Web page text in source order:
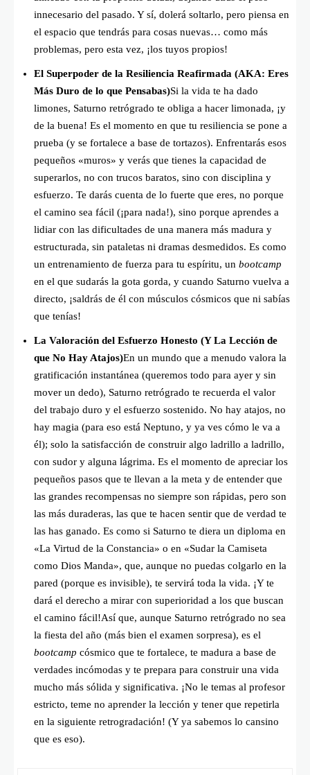
innecesario del pasado. Y sí, dolerá soltarlo, pero piensa en
el espacio que tendrás para cosas nuevas… como más
problemas, pero esta vez, ¡los tuyos propios!
El Superpoder de la Resiliencia Reafirmada (AKA: Eres
Más Duro de lo que Pensabas)Si la vida te ha dado
limones, Saturno retrógrado te obliga a hacer limonada, ¡y
de la buena! Es el momento en que tu resiliencia se pone a
prueba (y se fortalece a base de tortazos). Enfrentarás esos
pequeños «muros» y verás que tienes la capacidad de
superarlos, no con trucos baratos, sino con disciplina y
esfuerzo. Te darás cuenta de lo fuerte que eres, no porque
el camino sea fácil (¡para nada!), sino porque aprendes a
lidiar con las dificultades de una manera más madura y
estructurada, sin pataletas ni dramas desmedidos. Es como
un entrenamiento de fuerza para tu espíritu, un bootcamp
en el que sudarás la gota gorda, y cuando Saturno vuelva a
directo, ¡saldrás de él con músculos cósmicos que ni sabías
que tenías!
La Valoración del Esfuerzo Honesto (Y La Lección de
que No Hay Atajos)En un mundo que a menudo valora la
gratificación instantánea (queremos todo para ayer y sin
mover un dedo), Saturno retrógrado te recuerda el valor
del trabajo duro y el esfuerzo sostenido. No hay atajos, no
hay magia (para eso está Neptuno, y ya ves cómo le va a
él); solo la satisfacción de construir algo ladrillo a ladrillo,
con sudor y alguna lágrima. Es el momento de apreciar los
pequeños pasos que te llevan a la meta y de entender que
las grandes recompensas no siempre son rápidas, pero son
las más duraderas, las que te hacen sentir que de verdad te
las has ganado. Es como si Saturno te diera un diploma en
«La Virtud de la Constancia» o en «Sudar la Camiseta
como Dios Manda», que, aunque no puedas colgarlo en la
pared (porque es invisible), te servirá toda la vida. ¡Y te
dará el derecho a mirar con superioridad a los que buscan
el camino fácil!Así que, aunque Saturno retrógrado no sea
la fiesta del año (más bien el examen sorpresa), es el
bootcamp cósmico que te fortalece, te madura a base de
verdades incómodas y te prepara para construir una vida
mucho más sólida y significativa. ¡No le temas al profesor
estricto, teme no aprender la lección y tener que repetirla
en la siguiente retrogradación! (Y ya sabemos lo cansino
que es eso).